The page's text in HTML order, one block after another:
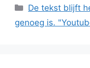
Categories
De tekst blijft
genoeg is.